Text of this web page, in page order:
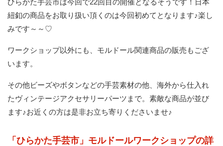
ひらかた手芸市は今回で22回目の開催となるそうです！日本
紐釦の商品をお取り扱い頂くのは今回初めてとなります♪楽し
みです～～♡
ワークショップ以外にも、モルドール関連商品の販売もござ
います。
その他ビーズやボタンなどの手芸素材の他、海外から仕入れ
たヴィンテージアクセサリーパーツまで。素敵な商品が並び
ます♪お近くの方は是非お立ち寄りくださいませ♪
「ひらかた手芸市」モルドールワークショップの詳